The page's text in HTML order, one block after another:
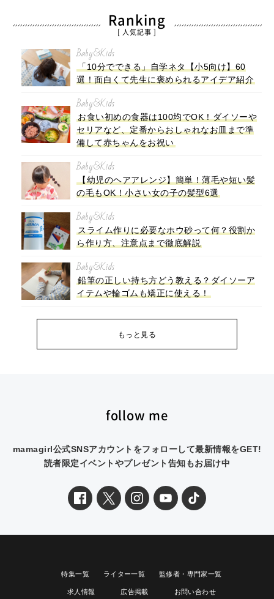
Ranking
[ 人気記事 ]
Baby&Kids
「10分でできる」自学ネタ【小5向け】60
選！面白くて先生に褒められるアイデア紹介
Baby&Kids
お食い初めの食器は100均でOK！ダイソーや
セリアなど、定番からおしゃれなお皿まで準
備して赤ちゃんをお祝い
Baby&Kids
【幼児のヘアアレンジ】簡単！薄毛や短い髪
の毛もOK！小さい女の子の髪型6選
Baby&Kids
スライム作りに必要なホウ砂って何？役割か
ら作り方、注意点まで徹底解説
Baby&Kids
鉛筆の正しい持ち方どう教える？ダイソーア
イテムや輪ゴムも矯正に使える！
もっと見る
follow me
mamagirl公式SNSアカウントをフォローして最新情報をGET!
読者限定イベントやプレゼント告知もお届け中
特集一覧 ライター一覧 監修者・専門家一覧
求人情報 広告掲載 お問い合わせ